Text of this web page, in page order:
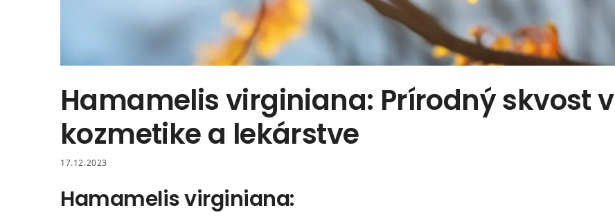
Hamamelis virginiana: Prírodný skvost v
kozmetike a lekárstve
17.12.2023
Hamamelis virginiana: